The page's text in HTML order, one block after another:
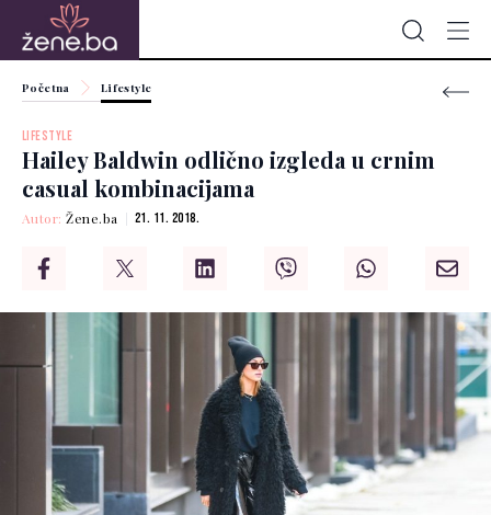
Početna Lifestyle
LIFESTYLE
Hailey Baldwin odlično izgleda u crnim
casual kombinacijama
Autor:Žene.ba 21. 11. 2018.